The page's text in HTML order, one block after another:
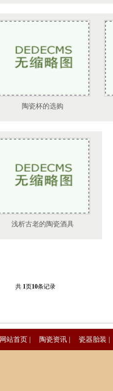
陶瓷杯的选购
浅析古老的陶瓷酒具
共 1页10条记录
网站首页 陶瓷资讯 瓷器胎装